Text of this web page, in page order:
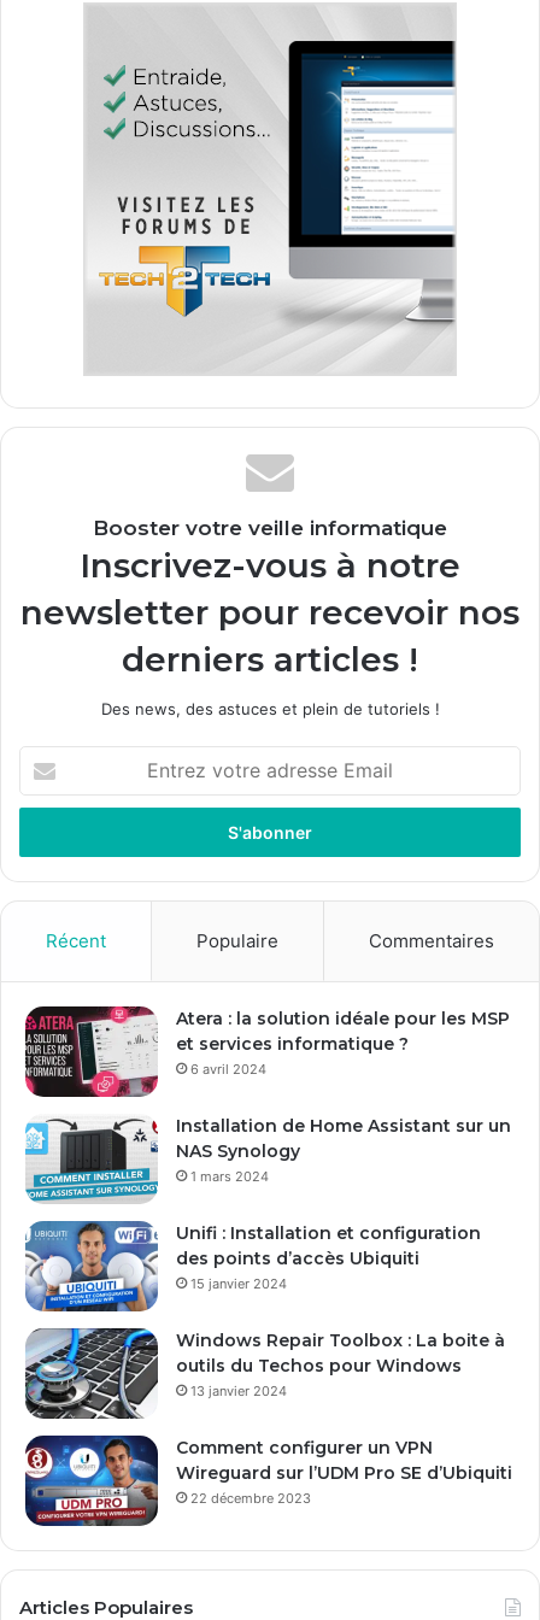
Booster votre veille informatique
Inscrivez-vous à notre
newsletter pour recevoir nos
derniers articles !
Des news, des astuces et plein de tutoriels !
votre
adresse
Récent Populaire Commentaires
Atera : la solution idéale pour les MSP
et services informatique ?
6 avril 2024
Installation de Home Assistant sur un
NAS Synology
1 mars 2024
Unifi : Installation et configuration
des points d’accès Ubiquiti
15 janvier 2024
Windows Repair Toolbox : La boite à
outils du Techos pour Windows
13 janvier 2024
Comment configurer un VPN
Wireguard sur l’UDM Pro SE d’Ubiquiti
22 décembre 2023
Articles Populaires